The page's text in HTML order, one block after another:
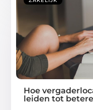
Hoe
leiden tot